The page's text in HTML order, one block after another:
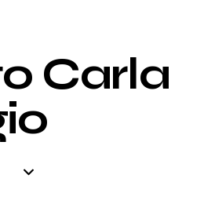
Carla